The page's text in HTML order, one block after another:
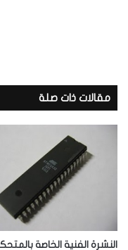
مقالات ذات صلة
النشرة الفنية الخاصة